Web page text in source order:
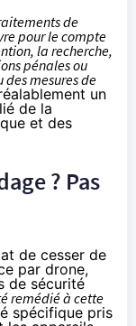
de
pour le compte
la recherche,
pénales ou
mesures de
un
de la
et des
? Pas
de cesser de
par drone,
de sécurité
remédié à cette
spécifique pris